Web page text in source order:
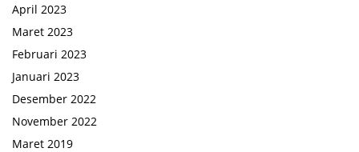
April 2023
Maret 2023
Februari 2023
Januari 2023
Desember 2022
November 2022
Maret 2019